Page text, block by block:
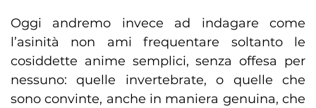
Oggi andremo invece ad indagare come
l’asinità non ami frequentare soltanto le
cosiddette anime semplici, senza offesa per
nessuno: quelle invertebrate, o quelle che
sono convinte, anche in maniera genuina, che